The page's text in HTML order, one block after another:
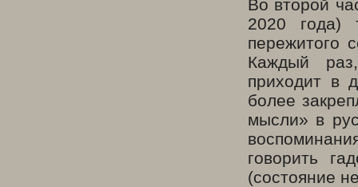
Во второй
2020 года)
пережитого
Каждый
приходит в
более
мысли» в
говорить
(состояние